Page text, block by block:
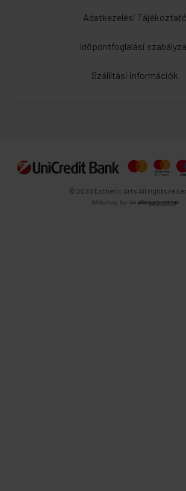
Adatkezelési Tájékoztató
Időpontfoglalási
Szállítási információk
© 2026 Esthetic Arts All rights
Webshop by: